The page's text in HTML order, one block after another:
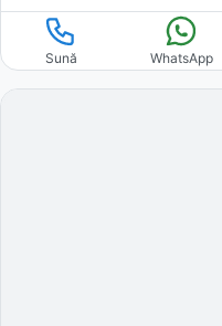
Sună WhatsApp